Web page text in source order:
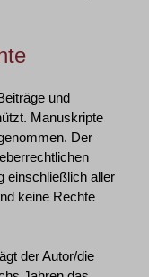
und
Manuskripte
Der
einschließlich aller
keine Rechte
der Autor/die